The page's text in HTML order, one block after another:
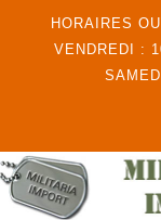
HORAIRES
VENDREDI :